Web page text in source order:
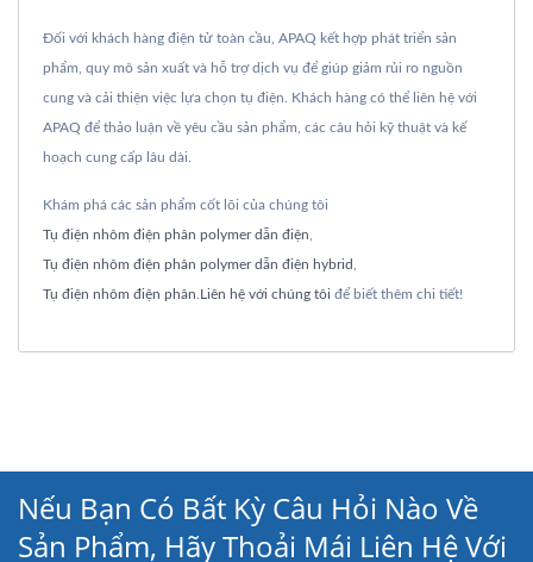
Đối với khách hàng điện tử toàn cầu, APAQ kết hợp phát triển sản
phẩm, quy mô sản xuất và hỗ trợ dịch vụ để giúp giảm rủi ro nguồn
cung và cải thiện việc lựa chọn tụ điện. Khách hàng có thể liên hệ với
APAQ để thảo luận về yêu cầu sản phẩm, các câu hỏi kỹ thuật và kế
hoạch cung cấp lâu dài.
Khám phá các sản phẩm cốt lõi của chúng tôi
Tụ điện nhôm điện phân polymer dẫn điện,
Tụ điện nhôm điện phân polymer dẫn điện hybrid,
Tụ điện nhôm điện phân. Liên hệ với chúng tôi để biết thêm chi tiết!
Nếu Bạn Có Bất Kỳ Câu Hỏi Nào Về
Sản Phẩm, Hãy Thoải Mái Liên Hệ Với